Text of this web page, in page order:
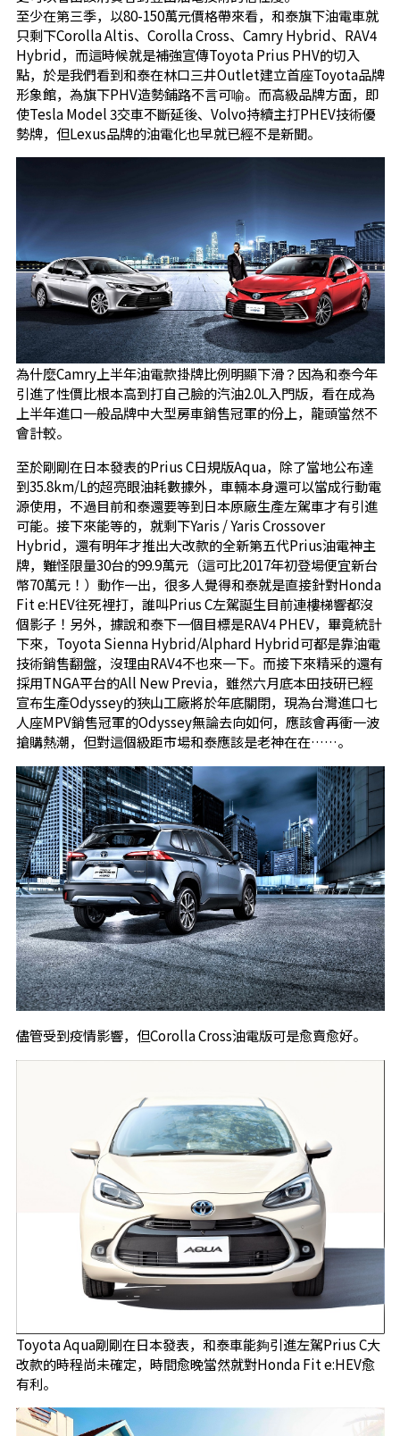
至少在第三季，以80-150萬元價格帶來看，和泰旗下油電車就
只剩下Corolla Altis、Corolla Cross、Camry Hybrid、RAV4
Hybrid，而這時候就是補強宣傳Toyota Prius PHV的切入
點，於是我們看到和泰在林口三井Outlet建立首座Toyota品牌
形象館，為旗下PHV造勢鋪路不言可喻。而高級品牌方面，即
使Tesla Model 3交車不斷延後、Volvo持續主打PHEV技術優
勢牌，但Lexus品牌的油電化也早就已經不是新聞。
為什麼Camry上半年油電款掛牌比例明顯下滑？因為和泰今年
引進了性價比根本高到打自己臉的汽油2.0L入門版，看在成為
上半年進口一般品牌中大型房車銷售冠軍的份上，龍頭當然不
會計較。
至於剛剛在日本發表的Prius C日規版Aqua，除了當地公布達
到35.8km/L的超亮眼油耗數據外，車輛本身還可以當成行動電
源使用，不過目前和泰還要等到日本原廠生產左駕車才有引進
可能。接下來能等的，就剩下Yaris / Yaris Crossover
Hybrid，還有明年才推出大改款的全新第五代Prius油電神主
牌，難怪限量30台的99.9萬元（這可比2017年初登場便宜新台
幣70萬元！）動作一出，很多人覺得和泰就是直接針對Honda
Fit e:HEV往死裡打，誰叫Prius C左駕誕生目前連樓梯響都沒
個影子！另外，據說和泰下一個目標是RAV4 PHEV，畢竟統計
下來，Toyota Sienna Hybrid/Alphard Hybrid可都是靠油電
技術銷售翻盤，沒理由RAV4不也來一下。而接下來精采的還有
採用TNGA平台的All New Previa，雖然六月底本田技研已經
宣布生產Odyssey的狹山工廠將於年底關閉，現為台灣進口七
人座MPV銷售冠軍的Odyssey無論去向如何，應該會再衝一波
搶購熱潮，但對這個級距市場和泰應該是老神在在……。
儘管受到疫情影響，但Corolla Cross油電版可是愈賣愈好。
Toyota Aqua剛剛在日本發表，和泰車能夠引進左駕Prius C大
改款的時程尚未確定，時間愈晚當然就對Honda Fit e:HEV愈
有利。